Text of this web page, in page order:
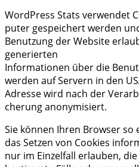
Word­Press Stats ver­wen­det
pu­ter gespei­chert wer­den
Benut­zung der Web­site
gene­rier­ten
Infor­ma­tio­nen über die
wer­den auf Ser­vern in den
Adres­se wird nach der
che­rung anonymisiert.
Sie kön­nen Ihren Brow­ser so
das Set­zen von Coo­kies
nur im Ein­zel­fall erlau­ben,